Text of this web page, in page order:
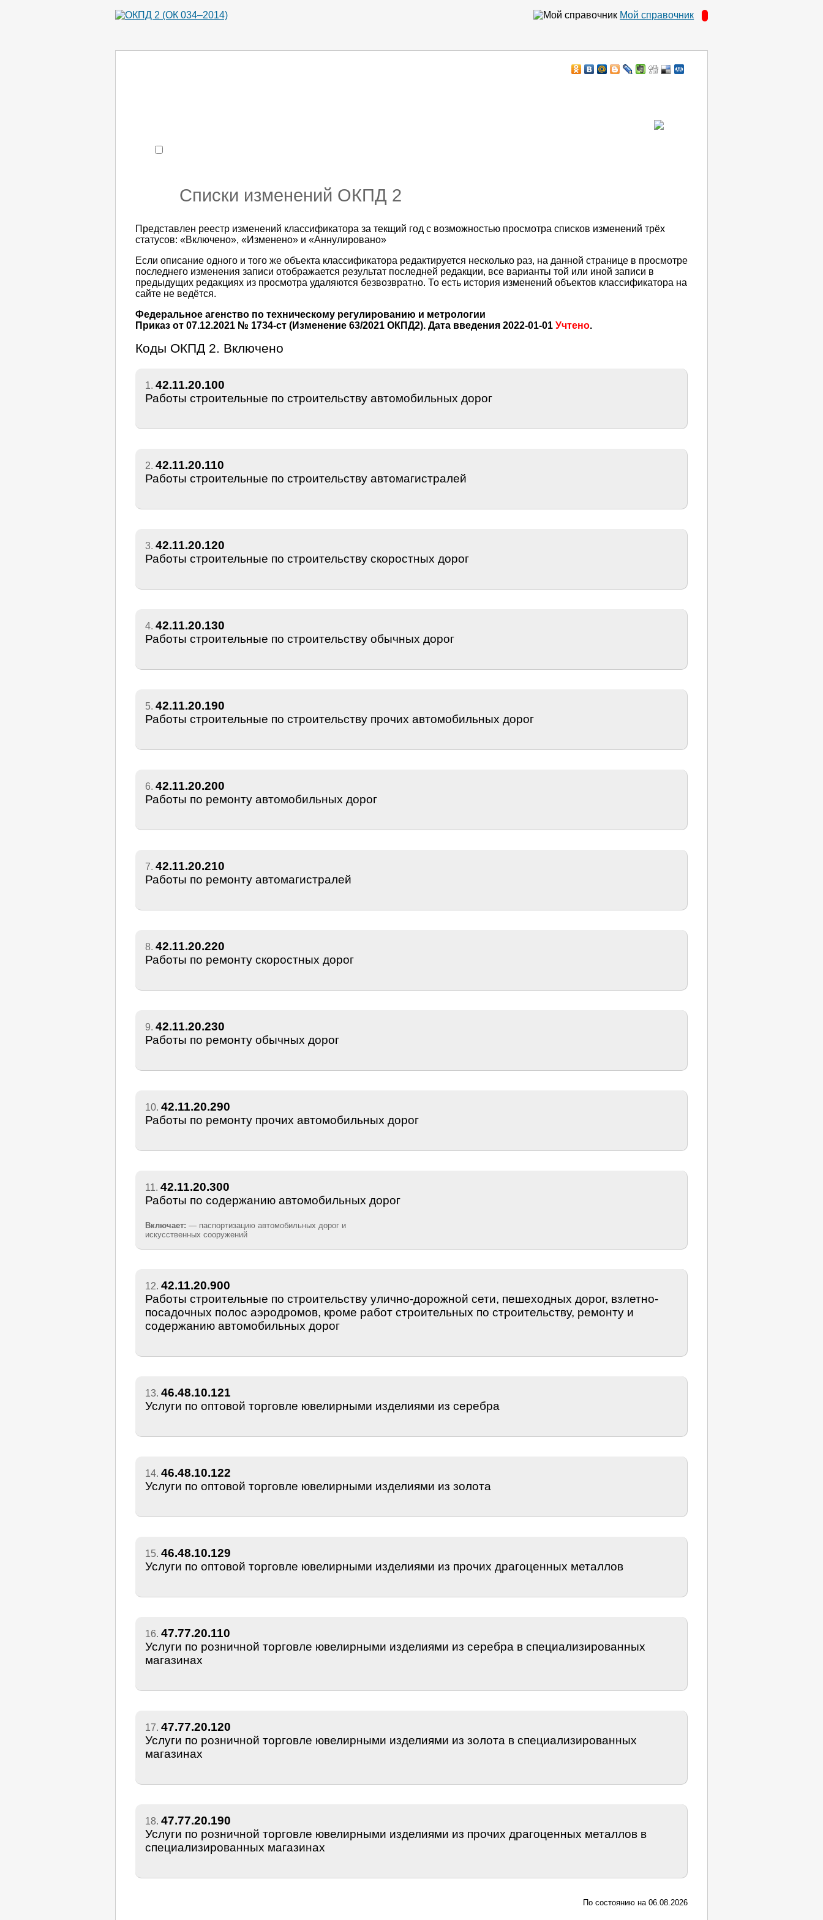
Мой справочник
Списки изменений ОКПД 2
Представлен реестр изменений классификатора за текщий год с возможностью просмотра списков изменений трёх
статусов: «Включено», «Изменено» и «Аннулировано»
Если описание одного и того же объекта классификатора редактируется несколько раз, на данной странице в просмотре
последнего изменения записи отображается результат последней редакции, все варианты той или иной записи в
предыдущих редакциях из просмотра удаляются безвозвратно. То есть история изменений объектов классификатора на
сайте не ведётся.
Федеральное агенство по техническому регулированию и метрологии
Приказ от 07.12.2021 № 1734-ст (Изменение 63/2021 ОКПД2). Дата введения 2022-01-01 Учтено.
Коды ОКПД 2. Включено
1. 42.11.20.100
Работы строительные по строительству автомобильных дорог
2. 42.11.20.110
Работы строительные по строительству автомагистралей
3. 42.11.20.120
Работы строительные по строительству скоростных дорог
4. 42.11.20.130
Работы строительные по строительству обычных дорог
5. 42.11.20.190
Работы строительные по строительству прочих автомобильных дорог
6. 42.11.20.200
Работы по ремонту автомобильных дорог
7. 42.11.20.210
Работы по ремонту автомагистралей
8. 42.11.20.220
Работы по ремонту скоростных дорог
9. 42.11.20.230
Работы по ремонту обычных дорог
10. 42.11.20.290
Работы по ремонту прочих автомобильных дорог
11. 42.11.20.300
Работы по содержанию автомобильных дорог
Включает: — паспортизацию автомобильных дорог и
искусственных сооружений
12. 42.11.20.900
Работы строительные по строительству улично-дорожной сети, пешеходных дорог, взлетно-
посадочных полос аэродромов, кроме работ строительных по строительству, ремонту и
содержанию автомобильных дорог
13. 46.48.10.121
Услуги по оптовой торговле ювелирными изделиями из серебра
14. 46.48.10.122
Услуги по оптовой торговле ювелирными изделиями из золота
15. 46.48.10.129
Услуги по оптовой торговле ювелирными изделиями из прочих драгоценных металлов
16. 47.77.20.110
Услуги по розничной торговле ювелирными изделиями из серебра в специализированных
магазинах
17. 47.77.20.120
Услуги по розничной торговле ювелирными изделиями из золота в специализированных
магазинах
18. 47.77.20.190
Услуги по розничной торговле ювелирными изделиями из прочих драгоценных металлов в
специализированных магазинах
По состоянию на 06.08.2026